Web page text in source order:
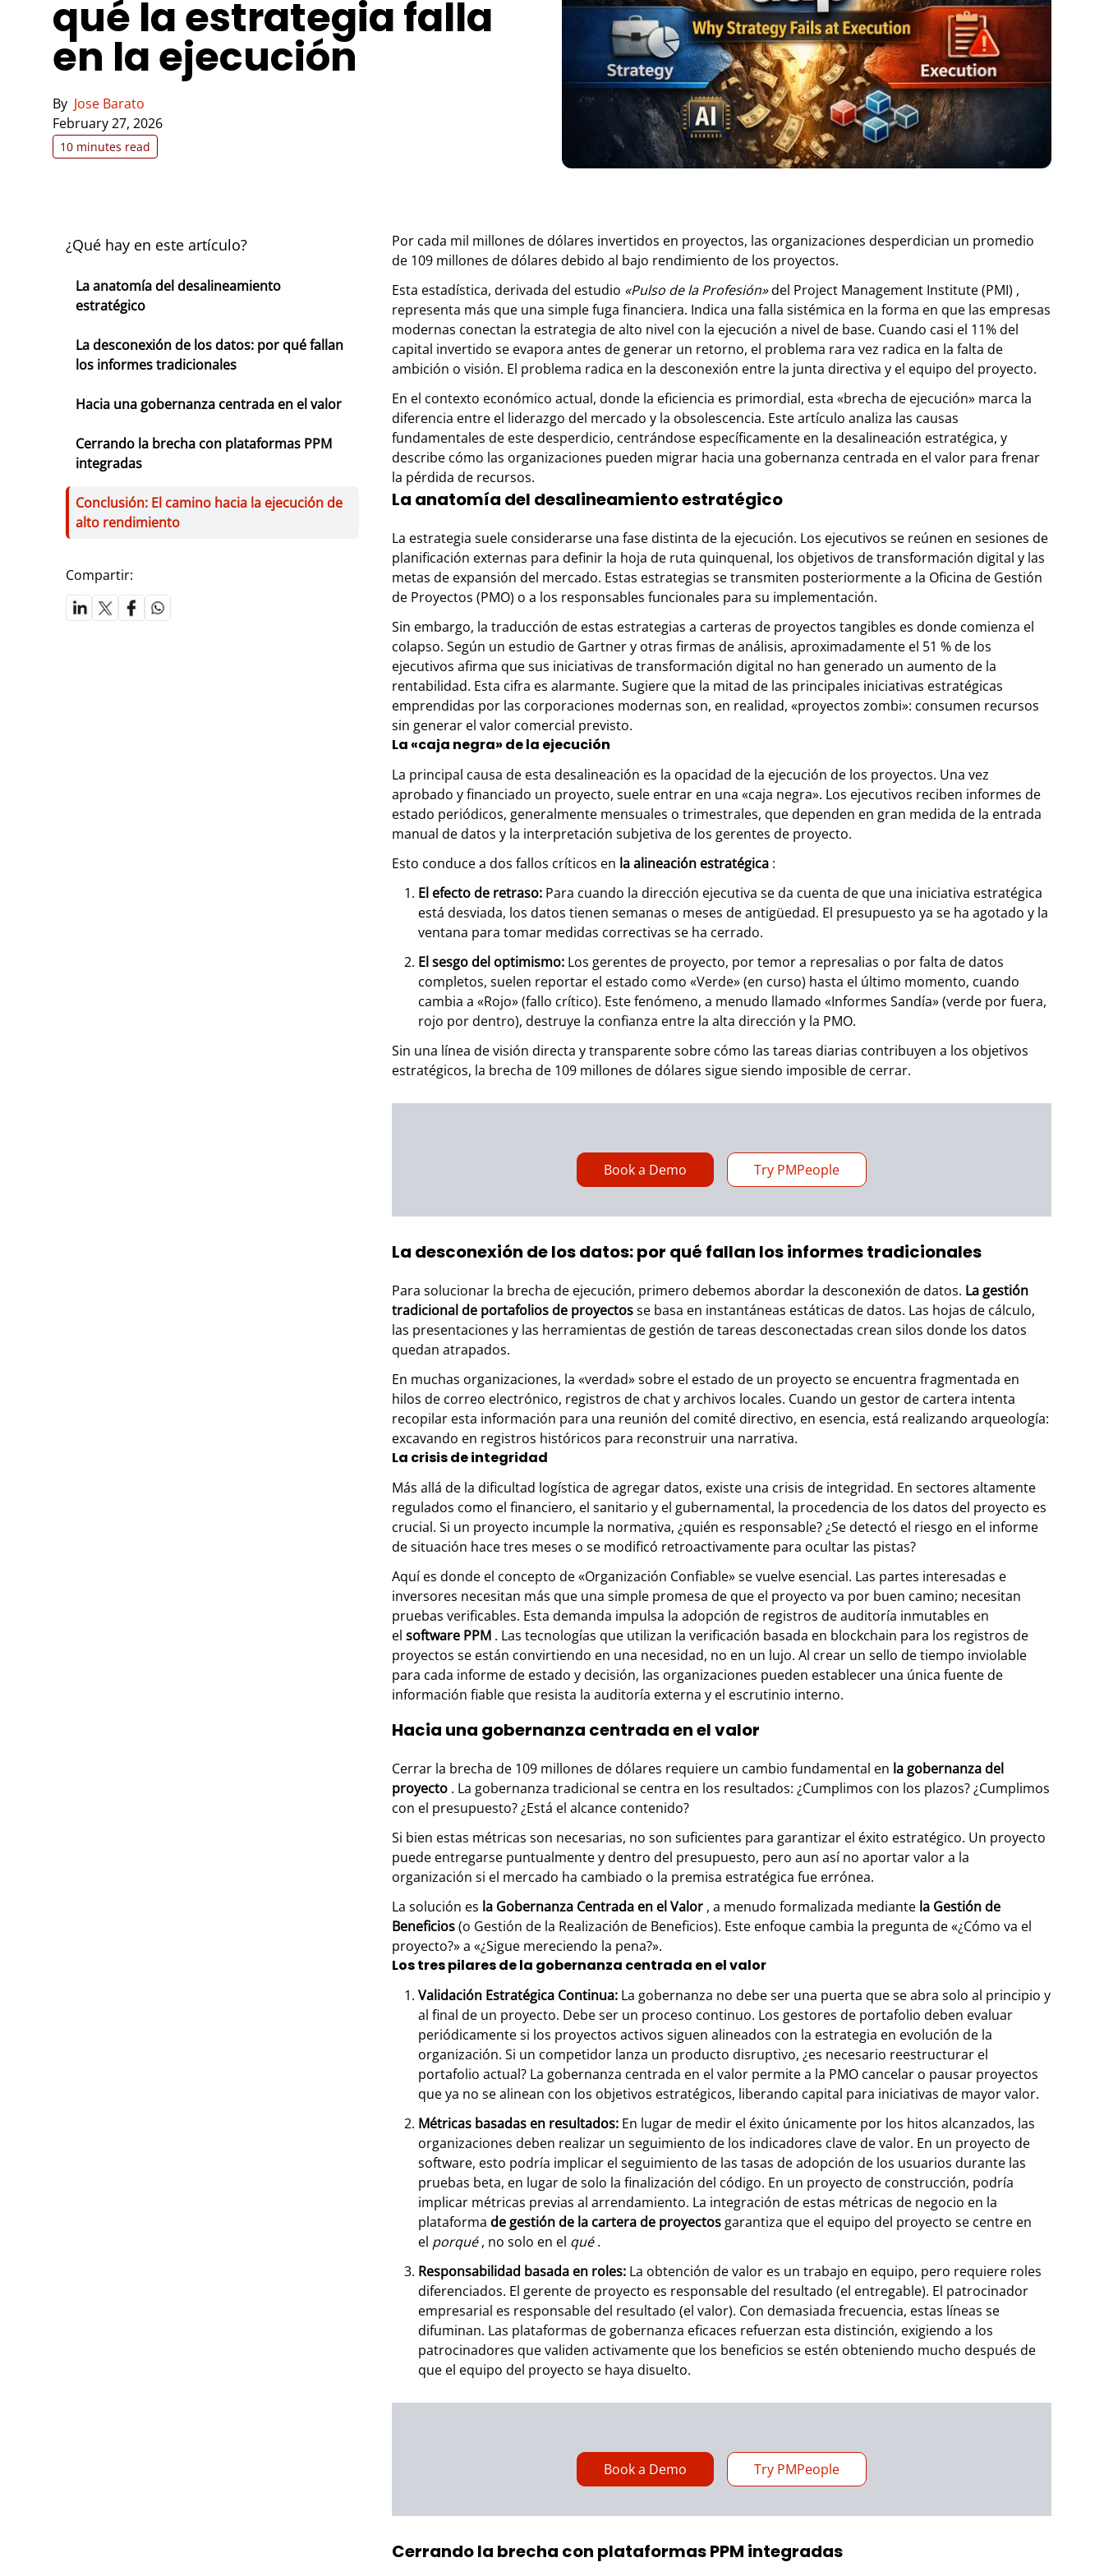
qué la estrategia falla
en la ejecución
By Jose Barato
February 27, 2026
10 minutes read
¿Qué hay en este artículo?
La anatomía del desalineamiento
estratégico
La desconexión de los datos: por qué fallan
los informes tradicionales
Hacia una gobernanza centrada en el valor
Cerrando la brecha con plataformas PPM
integradas
Conclusión: El camino hacia la ejecución de
alto rendimiento
Compartir:
Por cada mil millones de dólares invertidos en proyectos, las organizaciones desperdician un promedio
de 109 millones de dólares debido al bajo rendimiento de los proyectos.
Esta estadística, derivada del estudio «Pulso de la Profesión»del Project Management Institute (PMI) ,
representa más que una simple fuga financiera. Indica una falla sistémica en la forma en que las empresas
modernas conectan la estrategia de alto nivel con la ejecución a nivel de base. Cuando casi el 11% del
capital invertido se evapora antes de generar un retorno, el problema rara vez radica en la falta de
ambición o visión. El problema radica en la desconexión entre la junta directiva y el equipo del proyecto.
En el contexto económico actual, donde la eficiencia es primordial, esta «brecha de ejecución» marca la
diferencia entre el liderazgo del mercado y la obsolescencia. Este artículo analiza las causas
fundamentales de este desperdicio, centrándose específicamente en la desalineación estratégica, y
describe cómo las organizaciones pueden migrar hacia una gobernanza centrada en el valor para frenar
la pérdida de recursos.
La anatomía del desalineamiento estratégico
La estrategia suele considerarse una fase distinta de la ejecución. Los ejecutivos se reúnen en sesiones de
planificación externas para definir la hoja de ruta quinquenal, los objetivos de transformación digital y las
metas de expansión del mercado. Estas estrategias se transmiten posteriormente a la Oficina de Gestión
de Proyectos (PMO) o a los responsables funcionales para su implementación.
Sin embargo, la traducción de estas estrategias a carteras de proyectos tangibles es donde comienza el
colapso. Según un estudio de Gartner y otras firmas de análisis, aproximadamente el 51 % de los
ejecutivos afirma que sus iniciativas de transformación digital no han generado un aumento de la
rentabilidad. Esta cifra es alarmante. Sugiere que la mitad de las principales iniciativas estratégicas
emprendidas por las corporaciones modernas son, en realidad, «proyectos zombi»: consumen recursos
sin generar el valor comercial previsto.
La «caja negra» de la ejecución
La principal causa de esta desalineación es la opacidad de la ejecución de los proyectos. Una vez
aprobado y financiado un proyecto, suele entrar en una «caja negra». Los ejecutivos reciben informes de
estado periódicos, generalmente mensuales o trimestrales, que dependen en gran medida de la entrada
manual de datos y la interpretación subjetiva de los gerentes de proyecto.
Esto conduce a dos fallos críticos en la alineación estratégica :
El efecto de retraso: Para cuando la dirección ejecutiva se da cuenta de que una iniciativa estratégica
está desviada, los datos tienen semanas o meses de antigüedad. El presupuesto ya se ha agotado y la
ventana para tomar medidas correctivas se ha cerrado.
El sesgo del optimismo: Los gerentes de proyecto, por temor a represalias o por falta de datos
completos, suelen reportar el estado como «Verde» (en curso) hasta el último momento, cuando
cambia a «Rojo» (fallo crítico). Este fenómeno, a menudo llamado «Informes Sandía» (verde por fuera,
rojo por dentro), destruye la confianza entre la alta dirección y la PMO.
Sin una línea de visión directa y transparente sobre cómo las tareas diarias contribuyen a los objetivos
estratégicos, la brecha de 109 millones de dólares sigue siendo imposible de cerrar.
Book a Demo Try PMPeople
La desconexión de los datos: por qué fallan los informes tradicionales
Para solucionar la brecha de ejecución, primero debemos abordar la desconexión de datos. La gestión
tradicional de portafolios de proyectosse basa en instantáneas estáticas de datos. Las hojas de cálculo,
las presentaciones y las herramientas de gestión de tareas desconectadas crean silos donde los datos
quedan atrapados.
En muchas organizaciones, la «verdad» sobre el estado de un proyecto se encuentra fragmentada en
hilos de correo electrónico, registros de chat y archivos locales. Cuando un gestor de cartera intenta
recopilar esta información para una reunión del comité directivo, en esencia, está realizando arqueología:
excavando en registros históricos para reconstruir una narrativa.
La crisis de integridad
Más allá de la dificultad logística de agregar datos, existe una crisis de integridad. En sectores altamente
regulados como el financiero, el sanitario y el gubernamental, la procedencia de los datos del proyecto es
crucial. Si un proyecto incumple la normativa, ¿quién es responsable? ¿Se detectó el riesgo en el informe
de situación hace tres meses o se modificó retroactivamente para ocultar las pistas?
Aquí es donde el concepto de «Organización Confiable» se vuelve esencial. Las partes interesadas e
inversores necesitan más que una simple promesa de que el proyecto va por buen camino; necesitan
pruebas verificables. Esta demanda impulsa la adopción de registros de auditoría inmutables en
elsoftware PPM . Las tecnologías que utilizan la verificación basada en blockchain para los registros de
proyectos se están convirtiendo en una necesidad, no en un lujo. Al crear un sello de tiempo inviolable
para cada informe de estado y decisión, las organizaciones pueden establecer una única fuente de
información fiable que resista la auditoría externa y el escrutinio interno.
Hacia una gobernanza centrada en el valor
Cerrar la brecha de 109 millones de dólares requiere un cambio fundamental en la gobernanza del
proyecto . La gobernanza tradicional se centra en los resultados: ¿Cumplimos con los plazos? ¿Cumplimos
con el presupuesto? ¿Está el alcance contenido?
Si bien estas métricas son necesarias, no son suficientes para garantizar el éxito estratégico. Un proyecto
puede entregarse puntualmente y dentro del presupuesto, pero aun así no aportar valor a la
organización si el mercado ha cambiado o la premisa estratégica fue errónea.
La solución es la Gobernanza Centrada en el Valor , a menudo formalizada mediante la Gestión de
Beneficios(o Gestión de la Realización de Beneficios). Este enfoque cambia la pregunta de «¿Cómo va el
proyecto?» a «¿Sigue mereciendo la pena?».
Los tres pilares de la gobernanza centrada en el valor
Validación Estratégica Continua: La gobernanza no debe ser una puerta que se abra solo al principio y
al final de un proyecto. Debe ser un proceso continuo. Los gestores de portafolio deben evaluar
periódicamente si los proyectos activos siguen alineados con la estrategia en evolución de la
organización. Si un competidor lanza un producto disruptivo, ¿es necesario reestructurar el
portafolio actual? La gobernanza centrada en el valor permite a la PMO cancelar o pausar proyectos
que ya no se alinean con los objetivos estratégicos, liberando capital para iniciativas de mayor valor.
Métricas basadas en resultados: En lugar de medir el éxito únicamente por los hitos alcanzados, las
organizaciones deben realizar un seguimiento de los indicadores clave de valor. En un proyecto de
software, esto podría implicar el seguimiento de las tasas de adopción de los usuarios durante las
pruebas beta, en lugar de solo la finalización del código. En un proyecto de construcción, podría
implicar métricas previas al arrendamiento. La integración de estas métricas de negocio en la
plataforma de gestión de la cartera de proyectos garantiza que el equipo del proyecto se centre en
el porqué, no solo en el qué.
Responsabilidad basada en roles: La obtención de valor es un trabajo en equipo, pero requiere roles
diferenciados. El gerente de proyecto es responsable del resultado (el entregable). El patrocinador
empresarial es responsable del resultado (el valor). Con demasiada frecuencia, estas líneas se
difuminan. Las plataformas de gobernanza eficaces refuerzan esta distinción, exigiendo a los
patrocinadores que validen activamente que los beneficios se estén obteniendo mucho después de
que el equipo del proyecto se haya disuelto.
Book a Demo Try PMPeople
Cerrando la brecha con plataformas PPM integradas